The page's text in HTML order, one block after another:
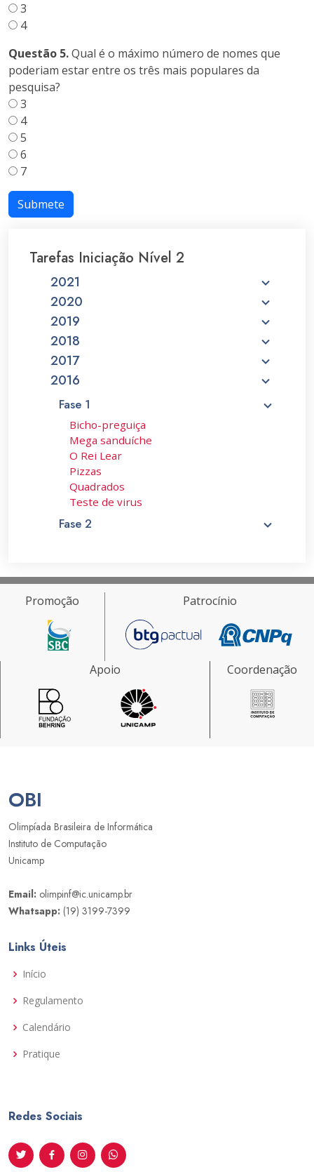
3
4
Questão 5.Qual é o máximo número de nomes que
poderiam estar entre os três mais populares da
pesquisa?
3
4
5
6
7
Submete
Tarefas Iniciação Nível 2
2021
2020
2019
2018
2017
2016
Fase 1
Bicho-preguiça
Mega sanduíche
O Rei Lear
Pizzas
Quadrados
Teste de virus
Fase 2
Promoção Patrocínio
Apoio Coordenação
OBI
Olimpíada Brasileira de Informática
Instituto de Computação
Unicamp
Email: olimpinf@ic.unicamp.br
Whatsapp: (19) 3199-7399
Links Úteis
Início
Regulamento
Calendário
Pratique
Redes Sociais